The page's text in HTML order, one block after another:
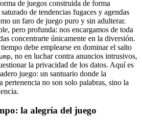
de juegos construida de forma
de tendencias fugaces y agendas
un faro de juego puro y sin adulterar.
pero profunda: nos encargamos de toda
concentrarte únicamente en la diversión.
debe emplearse en dominar el salto
, no en luchar contra anuncios intrusivos,
la privacidad de los datos. Aquí es
juego: un santuario donde la
pertenencia no son solo palabras, sino la
la alegría del juego